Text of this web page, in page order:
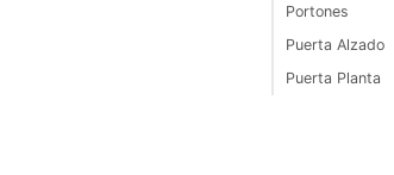
Portones
Puerta Alzado
Puerta Planta